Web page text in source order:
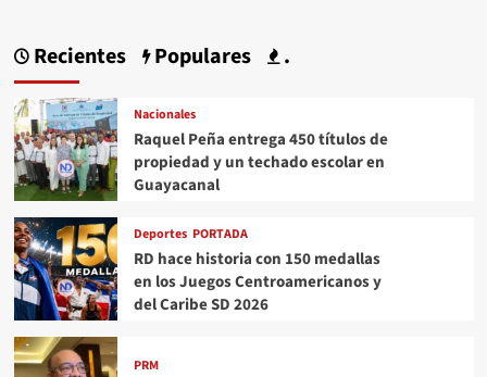
Recientes Populares .
Nacionales
Raquel Peña entrega 450 títulos de
propiedad y un techado escolar en
Guayacanal
Deportes PORTADA
RD hace historia con 150 medallas
en los Juegos Centroamericanos y
del Caribe SD 2026
PRM